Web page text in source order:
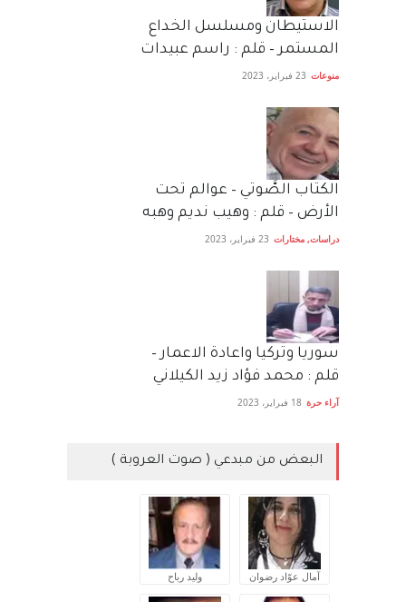
الاستيطان ومسلسل الخداع
المستمر – قلم : راسم عبيدات
منوعات 23 فبراير، 2023
الكتاب الصَّوتي – عوالم تحت
الأرض – قلم : وهيب نديم وهبه
دراسات, مختارات 23 فبراير، 2023
سوريا وتركيا واعادة الاعمار –
قلم : محمد فؤاد زيد الكيلاني
آراء حرة 18 فبراير، 2023
البعض من مبدعي ( صوت العروبة )
آمال عوّاد رضوان وليد رباح